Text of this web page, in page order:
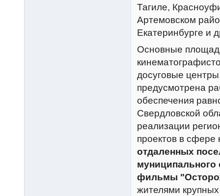
Тагиле,
Артемовском
Екатеринбурге и
Основные
досуговые
предусмотрена
обеспечения
Свердловской
реализации
проектов в сфере
отдаленных
муниципального
фильмы
жителями